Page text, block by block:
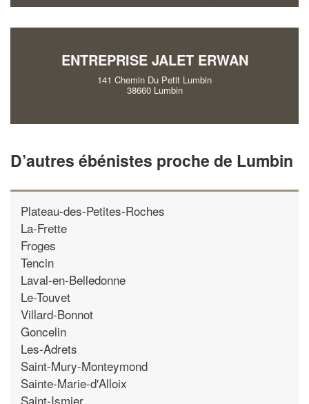
ENTREPRISE JALET ERWAN
141 Chemin Du Petit Lumbin
38660 Lumbin
D’autres ébénistes proche de Lumbin
Plateau-des-Petites-Roches
La-Frette
Froges
Tencin
Laval-en-Belledonne
Le-Touvet
Villard-Bonnot
Goncelin
Les-Adrets
Saint-Mury-Monteymond
Sainte-Marie-d'Alloix
Saint-Ismier